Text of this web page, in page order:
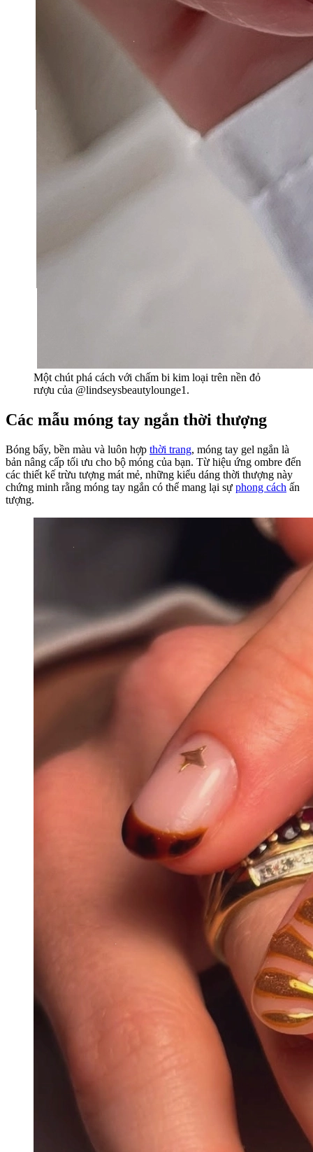
Một chút phá cách với chấm bi kim loại trên nền đỏ
rượu của @lindseysbeautylounge1.
Các mẫu móng tay ngắn thời thượng
Bóng bẩy, bền màu và luôn hợp thời trang, móng tay gel ngắn là
bản nâng cấp tối ưu cho bộ móng của bạn. Từ hiệu ứng ombre đến
các thiết kế trừu tượng mát mẻ, những kiểu dáng thời thượng này
chứng minh rằng móng tay ngắn có thể mang lại sự phong cách ấn
tượng.